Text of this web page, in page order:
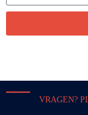
VRAGEN?